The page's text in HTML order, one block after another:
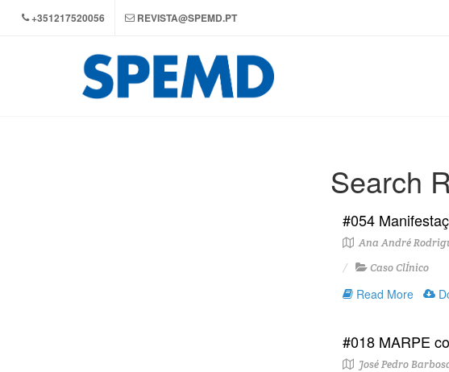
+351217520056 REVISTA@SPEMD.PT
Search
#054
Ana André
Caso ClÍnico
Read More
#018 MARPE
José Pedro